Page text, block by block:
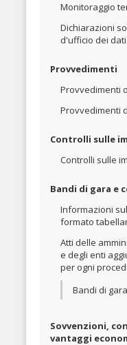
Monitoraggio
Dichiarazioni
d'ufficio dei dati
Provvedimenti
Provvedimenti
Provvedimenti
Controlli sulle
Controlli sulle
Bandi di gara e
Informazioni
formato
Atti delle
e degli enti
per ogni
Bandi di
Sovvenzioni,
vantaggi